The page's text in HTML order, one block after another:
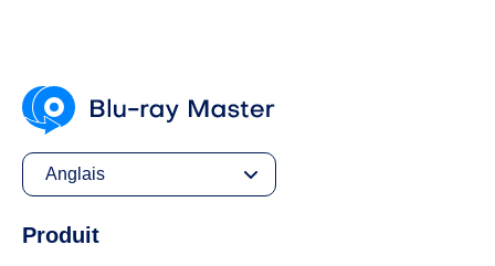
Anglais
Produit